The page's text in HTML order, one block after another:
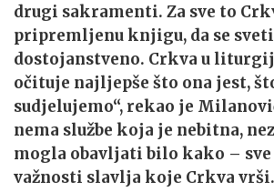
drugi sakramenti. Za sve to
pripremljenu knjigu, da se
dostojanstveno. Crkva u
očituje najljepše što ona jest,
sudjelujemo“, rekao je
nema službe koja je nebitna,
mogla obavljati bilo kako – sve
važnosti slavlja koje Crkva vrši.